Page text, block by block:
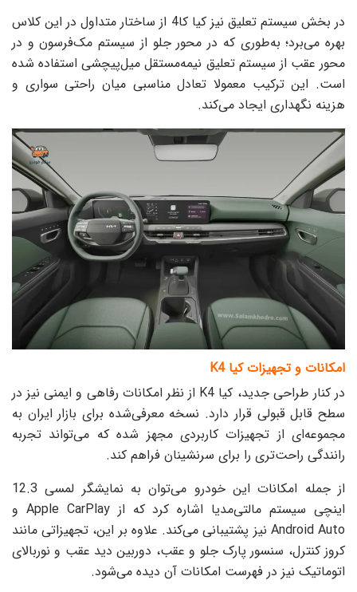
در بخش سیستم تعلیق نیز کیا کا4 از ساختار متداول در این کلاس
بهره می‌برد؛ به‌طوری که در محور جلو از سیستم مک‌فرسون و در
محور عقب از سیستم تعلیق نیمه‌مستقل میل‌پیچشی استفاده شده
است. این ترکیب معمولا تعادل مناسبی میان راحتی سواری و
هزینه نگهداری ایجاد می‌کند.
امکانات و تجهیزات کیا K4
در کنار طراحی جدید، کیا K4 از نظر امکانات رفاهی و ایمنی نیز در
سطح قابل قبولی قرار دارد. نسخه معرفی‌شده برای بازار ایران به
مجموعه‌ای از تجهیزات کاربردی مجهز شده که می‌تواند تجربه
رانندگی راحت‌تری را برای سرنشینان فراهم کند.
از جمله امکانات این خودرو می‌توان به نمایشگر لمسی 12.3
اینچی سیستم مالتی‌مدیا اشاره کرد که از Apple CarPlay و
Android Auto نیز پشتیبانی می‌کند. علاوه بر این، تجهیزاتی مانند
کروز کنترل، سنسور پارک جلو و عقب، دوربین دید عقب و نوربالای
اتوماتیک نیز در فهرست امکانات آن دیده می‌شود.